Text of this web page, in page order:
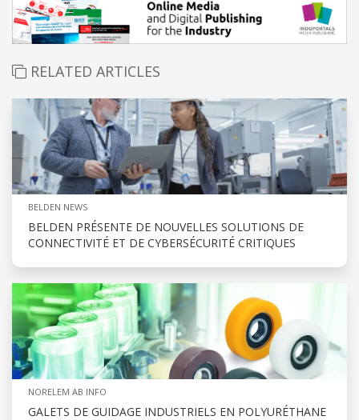
RELATED ARTICLES
BELDEN NEWS
BELDEN PRÉSENTE DE NOUVELLES SOLUTIONS DE
CONNECTIVITÉ ET DE CYBERSÉCURITÉ CRITIQUES
NORELEM AB INFO
GALETS DE GUIDAGE INDUSTRIELS EN POLYURÉTHANE